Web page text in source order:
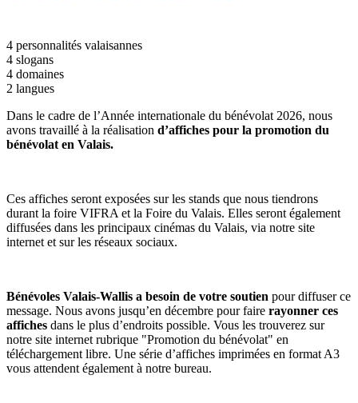
4 personnalités valaisannes
4 slogans
4 domaines
2 langues
Dans le cadre de l’Année internationale du bénévolat 2026, nous
avons travaillé à la réalisation d’affiches pour la promotion du
bénévolat en Valais.
Ces affiches seront exposées sur les stands que nous tiendrons
durant la foire VIFRA et la Foire du Valais. Elles seront également
diffusées dans les principaux cinémas du Valais, via notre site
internet et sur les réseaux sociaux.
Bénévoles Valais-Wallis a besoin de votre soutien pour diffuser ce
message. Nous avons jusqu’en décembre pour faire rayonner ces
affiches dans le plus d’endroits possible. Vous les trouverez sur
notre site internet rubrique "Promotion du bénévolat" en
téléchargement libre. Une série d’affiches imprimées en format A3
vous attendent également à notre bureau.